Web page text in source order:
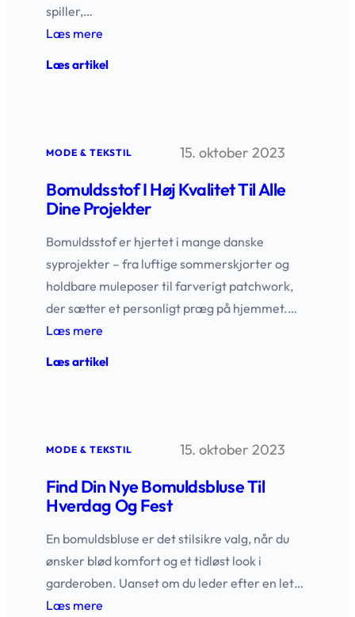
spiller,…
Læs mere
Læs artikel:
Valg,
og
Vedligeholdelse
MODE & TEKSTIL 15. oktober 2023
Bomuldsstof I Høj Kvalitet Til Alle
Dine Projekter
Bomuldsstof er hjertet i mange danske
syprojekter – fra luftige sommerskjorter og
holdbare muleposer til farverigt patchwork,
der sætter et personligt præg på hjemmet.…
Læs mere
Læs artikel:
alle
projekter
MODE & TEKSTIL 15. oktober 2023
Find Din Nye Bomuldsbluse Til
Hverdag Og Fest
En bomuldsbluse er det stilsikre valg, når du
ønsker blød komfort og et tidløst look i
garderoben. Uanset om du leder efter en let…
Læs mere